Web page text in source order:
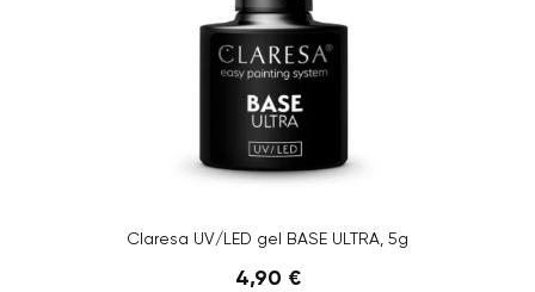
Claresa UV/LED gel BASE ULTRA, 5g
4,90 €